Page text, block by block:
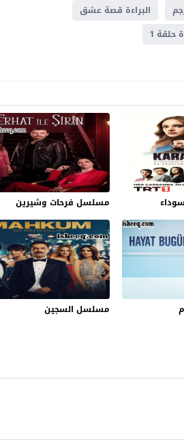
البراءة قصة عشق
1
مسلسل فرحات وشيرين
مسلسل السجين